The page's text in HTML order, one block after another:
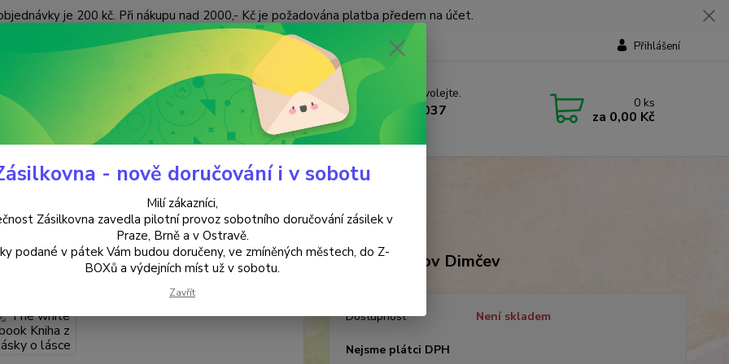
je 200 kč. Při nákupu nad 2000,- Kč je požadována platba předem na účet.
KONTAKTY Přihlášení
Hledat
Nevíte si rady? Zavolejte.
+420 737 737 037
(Po-Pá, 9-18 hod.)
0 ks
za 0,00 Kč
The white book Kniha z lásky o lásce
white book Kniha z lásky o lásce
Ivomir Nikolov Dimčev
Dostupnost Není skladem
Nejsme plátci DPH
- nově doručování i v sobotu
Milí zákazníci,
Zásilkovna zavedla pilotní provoz sobotního doručování zásilek v
Praze, Brně a v Ostravě.
podané v pátek Vám budou doručeny, ve zmíněných městech, do Z-
BOXů a výdejních míst už v sobotu.
Zavřít